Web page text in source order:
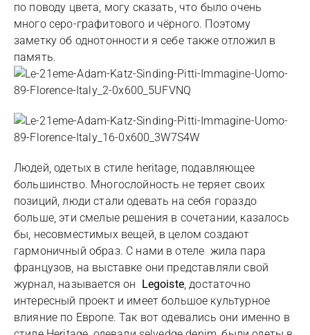
по поводу цвета, могу сказать, что было очень
много серо-графитового и чёрного. Поэтому
заметку об однотонности я себе также отложил в
память.
Людей, одетых в стиле heritage, подавляющее
большинство. Многослойность не теряет своих
позиций, люди стали одевать на себя гораздо
больше, эти смелые решения в сочетании, казалось
бы, несовместимых вещей, в целом создают
гармоничный образ. С нами в отеле жила пара
французов, на выставке они представляли свой
журнал, называется он Legoiste, достаточно
интересный проект и имеет большое культурное
влияние по Европе. Так вот одевались они именно в